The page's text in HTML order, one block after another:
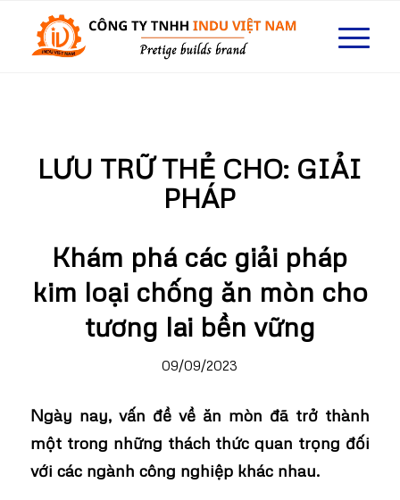
LƯU TRỮ THẺ CHO: GIẢI
PHÁP
Khám phá các giải pháp
kim loại chống ăn mòn cho
tương lai bền vững
09/09/2023
Ngày nay, vấn đề về ăn mòn đã trở thành
một trong những thách thức quan trọng đối
với các ngành công nghiệp khác nhau.